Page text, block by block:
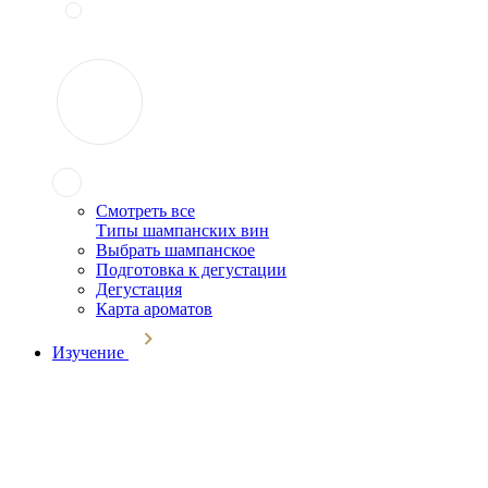
Смотреть все
Типы шампанских вин
Выбрать шампанское
Подготовка к дегустации
Дегустация
Карта ароматов
Изучение